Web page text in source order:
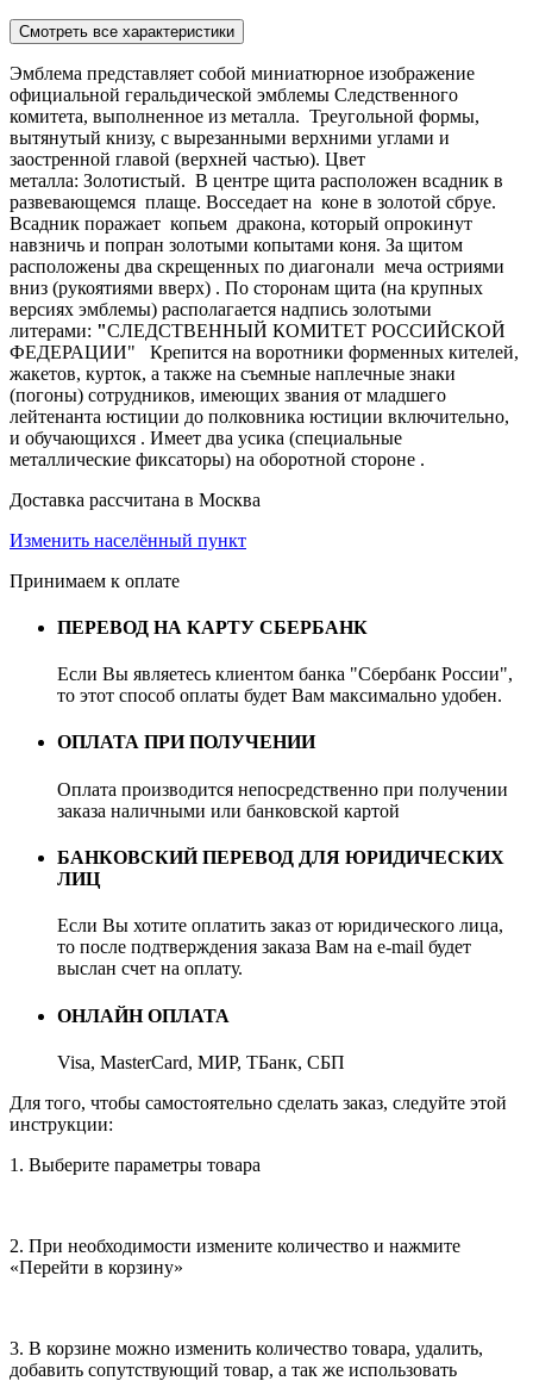
Смотреть все характеристики
Эмблема представляет собой миниатюрное изображение
официальной геральдической эмблемы Следственного
комитета, выполненное из металла. Треугольной формы,
вытянутый книзу, с вырезанными верхними углами и
заостренной главой (верхней частью). Цвет
металла: Золотистый. В центре щита расположен всадник в
развевающемся плаще. Восседает на коне в золотой сбруе.
Всадник поражает копьем дракона, который опрокинут
навзничь и попран золотыми копытами коня. За щитом
расположены два скрещенных по диагонали меча остриями
вниз (рукоятиями вверх) . По сторонам щита (на крупных
версиях эмблемы) располагается надпись золотыми
литерами: "СЛЕДСТВЕННЫЙ КОМИТЕТ РОССИЙСКОЙ
ФЕДЕРАЦИИ" Крепится на воротники форменных кителей,
жакетов, курток, а также на съемные наплечные знаки
(погоны) сотрудников, имеющих звания от младшего
лейтенанта юстиции до полковника юстиции включительно,
и обучающихся . Имеет два усика (специальные
металлические фиксаторы) на оборотной стороне .
Доставка рассчитана в Москва
Изменить населённый пункт
Принимаем к оплате
ПЕРЕВОД НА КАРТУ СБЕРБАНК
Если Вы являетесь клиентом банка "Сбербанк России",
то этот способ оплаты будет Вам максимально удобен.
ОПЛАТА ПРИ ПОЛУЧЕНИИ
Оплата производится непосредственно при получении
заказа наличными или банковской картой
БАНКОВСКИЙ ПЕРЕВОД ДЛЯ ЮРИДИЧЕСКИХ
ЛИЦ
Если Вы хотите оплатить заказ от юридического лица,
то после подтверждения заказа Вам на e-mail будет
выслан счет на оплату.
ОНЛАЙН ОПЛАТА
Visa, MasterCard, МИР, ТБанк, СБП
Для того, чтобы самостоятельно сделать заказ, следуйте этой
инструкции:
1. Выберите параметры товара
2. При необходимости измените количество и нажмите
«Перейти в корзину»
3. В корзине можно изменить количество товара, удалить,
добавить сопутствующий товар, а так же использовать